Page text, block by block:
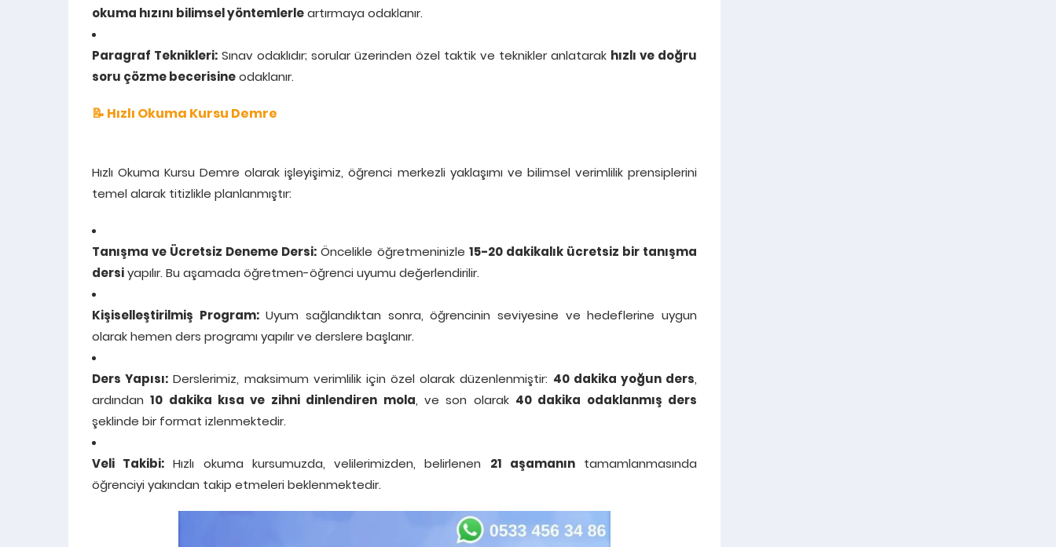
okuma hızını bilimsel yöntemlerleartırmaya odaklanır.
Paragraf Teknikleri: Sınav odaklıdır; sorular üzerinden özel taktik ve teknikler anlatarak hızlı ve doğru
soru çözme becerisineodaklanır.
📝 Hızlı Okuma Kursu Demre
Hızlı Okuma Kursu Demre olarak işleyişimiz, öğrenci merkezli yaklaşımı ve bilimsel verimlilik prensiplerini
temel alarak titizlikle planlanmıştır:
Tanışma ve Ücretsiz Deneme Dersi: Öncelikle öğretmeninizle 15-20 dakikalık ücretsiz bir tanışma
dersiyapılır. Bu aşamada öğretmen-öğrenci uyumu değerlendirilir.
Kişiselleştirilmiş Program:Uyum sağlandıktan sonra, öğrencinin seviyesine ve hedeflerine uygun
olarak hemen ders programı yapılır ve derslere başlanır.
Ders Yapısı: Derslerimiz, maksimum verimlilik için özel olarak düzenlenmiştir: 40 dakika yoğun ders,
ardından10 dakika kısa ve zihni dinlendiren mola, ve son olarak 40 dakika odaklanmış ders
şeklinde bir format izlenmektedir.
Veli Takibi: Hızlı okuma kursumuzda, velilerimizden, belirlenen 21 aşamanıntamamlanmasında
öğrenciyi yakından takip etmeleri beklenmektedir.